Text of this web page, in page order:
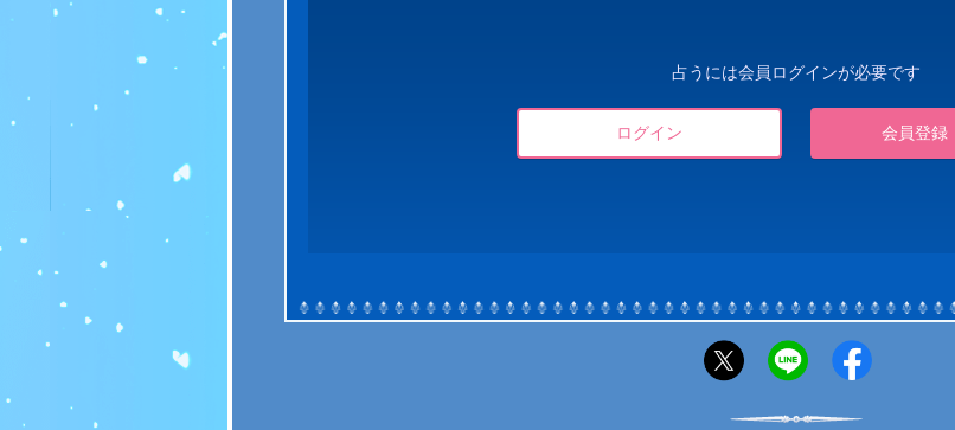
占うには会員ログインが必要です
ログイン 会員登録